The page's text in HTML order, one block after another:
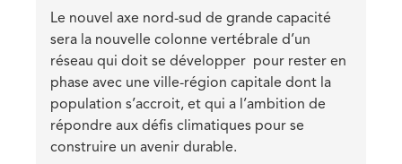
Teaser
Le nouvel axe nord-sud de grande capacité
sera la nouvelle colonne vertébrale d’un
réseau qui doit se développer pour rester en
phase avec une ville-région capitale dont la
population s’accroit, et qui a l’ambition de
répondre aux défis climatiques pour se
construire un avenir durable.